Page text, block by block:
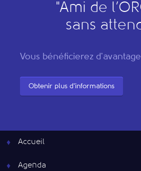
"Ami de l’O
sans
Vous bénéficierez
Obtenir plus d'informations
Accueil
Agenda